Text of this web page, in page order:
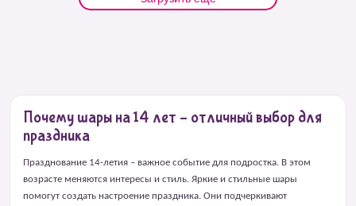
Почему шары на 14 лет – отличный выбор для
праздника
Празднование 14-летия – важное событие для подростка. В этом
возрасте меняются интересы и стиль. Яркие и стильные шары
помогут создать настроение праздника. Они подчеркивают